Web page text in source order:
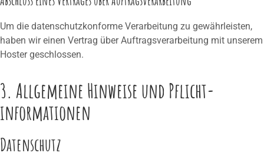
Um die datenschutzkonforme Verarbeitung zu gewährleisten,
haben wir einen Vertrag über Auftragsverarbeitung mit unserem
Hoster geschlossen.
3. Allgemeine Hinweise und Pflicht­
informationen
Datenschutz